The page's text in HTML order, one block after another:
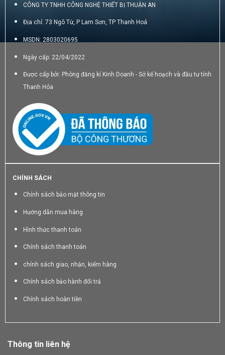
CÔNG TY TNHH CÔNG NGHỆ THIẾT BỊ THUẬN AN
Địa chỉ: 73 Ngô Từ, P Lam Sơn, TP Thanh Hoá
MSDN: 2803020695
Ngày cấp: 22/04/2022
Được cấp bởi: Phòng đăng kí Kinh Doanh - Sở kế hoạch và đầu tư tỉnh
Thanh Hóa
CHÍNH SÁCH
Chính sách bảo mật thông tin
Hướng dẫn mua hàng
Hình thức thanh toán
Chính sách thanh toán
chính sách giao, nhận, kiểm hàng
Chính sách bảo hành đổi trả
Chính sách hoàn tiền
Thông tin liên hệ